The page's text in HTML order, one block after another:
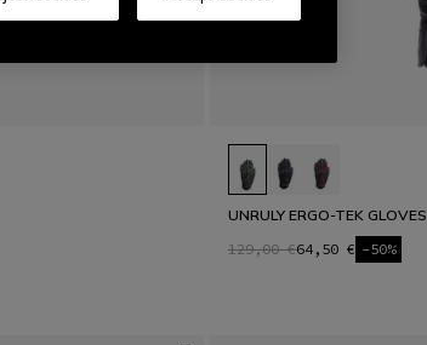
UNRULY ERGO-TEK GLOVES
129,00 €64,50 € -50%